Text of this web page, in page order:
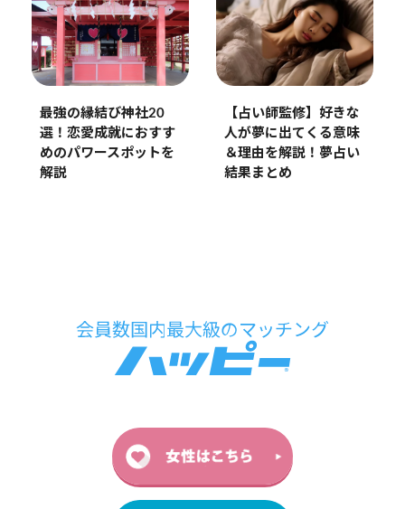
最強の縁結び神社20
選！恋愛成就におすす
めのパワースポットを
解説
【占い師監修】好きな
人が夢に出てくる意味
＆理由を解説！夢占い
結果まとめ